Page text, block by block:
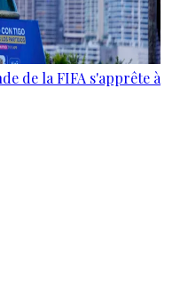
de la FIFA s'apprête à